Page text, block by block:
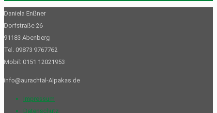
Daniela Enßner
Dorfstraße 26
91183 Abenberg
Tel. 09873 9767762
Mobil: 0151 12021953
info@aurachtal-Alpakas.de
Impressum
Datenschutz